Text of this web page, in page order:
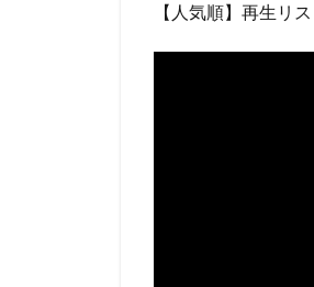
【人気順】再生リ